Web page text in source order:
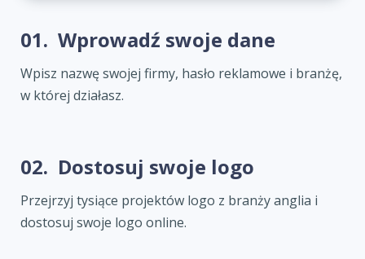
01. Wprowadź swoje dane
Wpisz nazwę swojej firmy, hasło reklamowe i branżę,
w której działasz.
02. Dostosuj swoje logo
Przejrzyj tysiące projektów logo z branży anglia i
dostosuj swoje logo online.